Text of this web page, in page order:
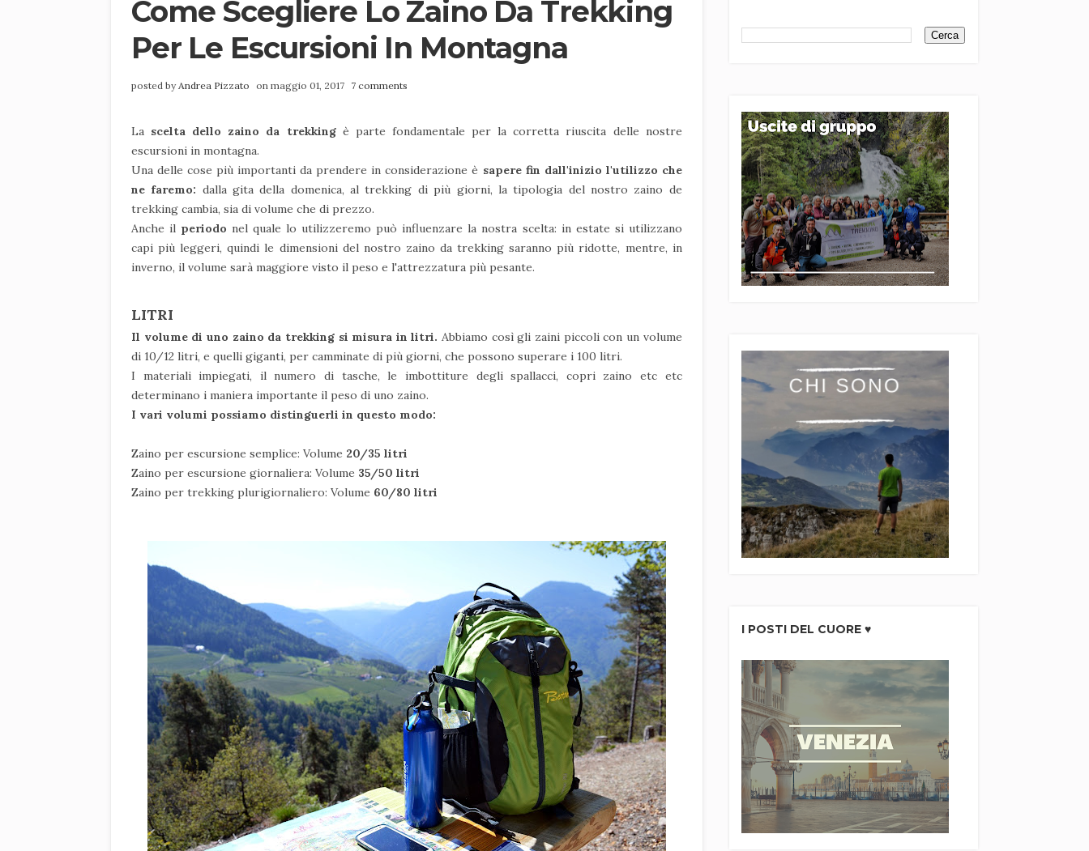
Come Scegliere Lo Zaino Da Trekking
Per Le Escursioni In Montagna
posted byAndrea Pizzato on maggio 01, 2017 7 comments
La scelta dello zaino da trekking è parte fondamentale per la corretta riuscita delle nostre
escursioni in montagna.
Una delle cose più importanti da prendere in considerazione è sapere fin dall'inizio l'utilizzo che
ne faremo: dalla gita della domenica, al trekking di più giorni, la tipologia del nostro zaino de
trekking cambia, sia di volume che di prezzo.
Anche il periodo nel quale lo utilizzeremo può influenzare la nostra scelta: in estate si utilizzano
capi più leggeri, quindi le dimensioni del nostro zaino da trekking saranno più ridotte, mentre, in
inverno, il volume sarà maggiore visto il peso e l'attrezzatura più pesante.
LITRI
Il volume di uno zaino da trekking si misura in litri.Abbiamo così gli zaini piccoli con un volume
di 10/12 litri, e quelli giganti, per camminate di più giorni, che possono superare i 100 litri.
I materiali impiegati, il numero di tasche, le imbottiture degli spallacci, copri zaino etc etc
determinano i maniera importante il peso di uno zaino.
I vari volumi possiamo distinguerli in questo modo:
Zaino per escursione semplice: Volume 20/35 litri
Zaino per escursione giornaliera: Volume 35/50 litri
Zaino per trekking plurigiornaliero: Volume 60/80 litri
I POSTI DEL CUORE ♥